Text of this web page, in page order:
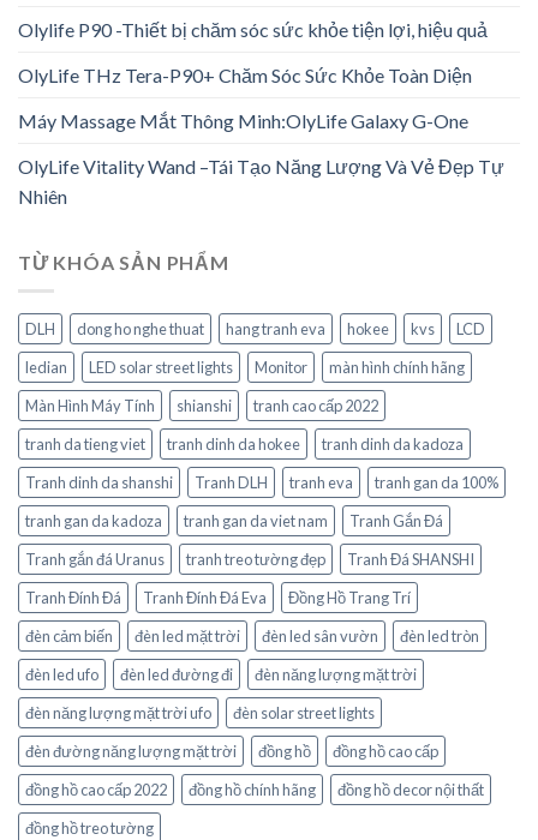
Olylife P90 -Thiết bị chăm sóc sức khỏe tiện lợi, hiệu quả
OlyLife THz Tera-P90+ Chăm Sóc Sức Khỏe Toàn Diện
Máy Massage Mắt Thông Minh:OlyLife Galaxy G-One
OlyLife Vitality Wand –Tái Tạo Năng Lượng Và Vẻ Đẹp Tự
Nhiên
TỪ KHÓA SẢN PHẨM
DLH dong ho nghe thuat hang tranh eva hokee kvs
LCD
ledian
LED solar street lights Monitor
màn hình chính hãng
Màn Hình Máy Tính
shianshi
tranh cao cấp 2022
tranh da tieng viet
tranh dinh da hokee
tranh dinh da kadoza
Tranh dinh da shanshi
Tranh DLH tranh eva
tranh gan da 100%
tranh gan da kadoza
tranh gan da viet nam
Tranh Gắn Đá
Tranh gắn đá Uranus
tranh treo tường đẹp
Tranh Đá SHANSHI
Tranh Đính Đá
Tranh Đính Đá Eva
Đồng Hồ Trang Trí
đèn cảm biến
đèn led mặt trời đèn led sân vườn
đèn led tròn
đèn led ufo
đèn led đường đi
đèn năng lượng mặt trời
đèn năng lượng mặt trời ufo
đèn solar street lights
đèn đường năng lượng mặt trời
đồng hồ
đồng hồ cao cấp
đồng hồ cao cấp 2022
đồng hồ chính hãng
đồng hồ decor nội thất
đồng hồ treo tường